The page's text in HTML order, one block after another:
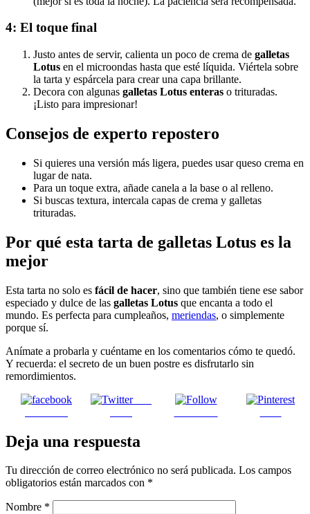
4: El toque final
Justo antes de servir, calienta un poco de crema de galletas
Lotus en el microondas hasta que esté líquida. Viértela sobre
la tarta y espárcela para crear una capa brillante.
Decora con algunas galletas Lotus enteras o trituradas.
¡Listo para impresionar!
Consejos de experto repostero
Si quieres una versión más ligera, puedes usar queso crema en
lugar de nata.
Para un toque extra, añade canela a la base o al relleno.
Si buscas textura, intercala capas de crema y galletas
trituradas.
Por qué esta tarta de galletas Lotus es la
mejor
Esta tarta no solo es fácil de hacer, sino que también tiene ese sabor
especiado y dulce de las galletas Lotus que encanta a todo el
mundo. Es perfecta para cumpleaños, meriendas, o simplemente
porque sí.
Anímate a probarla y cuéntame en los comentarios cómo te quedó.
Y recuerda: el secreto de un buen postre es disfrutarlo sin
remordimientos.
Post
Deja una respuesta
Tu dirección de correo electrónico no será publicada. Los campos
obligatorios están marcados con *
Nombre *